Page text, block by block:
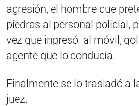
agresión, el hombre que
piedras al personal policial,
vez que ingresó al móvil,
agente que lo conducía.
Finalmente se lo trasladó a
juez.